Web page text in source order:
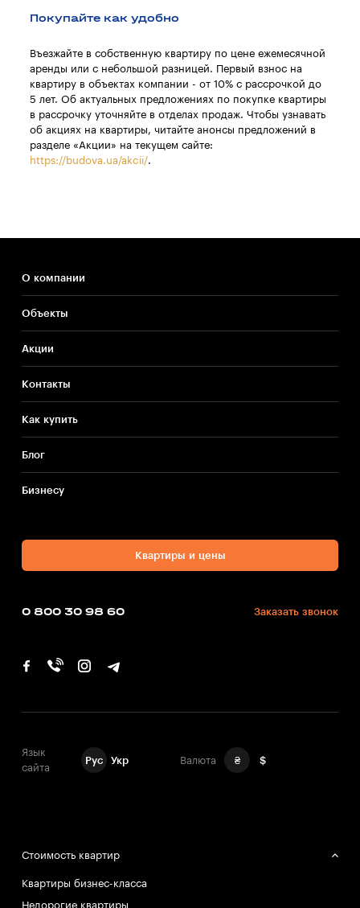
Покупайте как удобно
Въезжайте в собственную квартиру по цене ежемесячной
аренды или с небольшой разницей. Первый взнос на
квартиру в объектах компании - от 10% с рассрочкой до
5 лет. Об актуальных предложениях по покупке квартиры
в рассрочку уточняйте в отделах продаж. Чтобы узнавать
об акциях на квартиры, читайте анонсы предложений в
разделе «Акции» на текущем сайте:
https://budova.ua/akcii/.
О компании
Объекты
Акции
Контакты
Как купить
Блог
Бизнесу
Квартиры и цены
0 800 30 98 60 Заказать звонок
Язык
сайта
Рус Укр Валюта ₴ $
Стоимость квартир
Квартиры бизнес-класса
Недорогие квартиры